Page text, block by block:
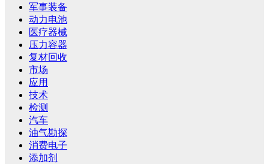
军事装备
动力电池
医疗器械
压力容器
复材回收
市场
应用
技术
检测
汽车
油气勘探
消费电子
添加剂